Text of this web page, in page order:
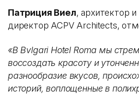
Патриция Виел, архитектор
директор ACPV Architects,
«В Bvlgari Hotel Roma мы
воссоздать красоту и
разнообразие вкусов,
историй, воплощенные в